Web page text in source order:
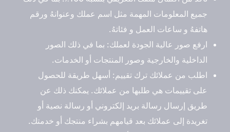
جميع المعلومات المهمة مثل اسم عملك وعنوانهُ ورقم
هاتفهُ و ساعات العمل و فئاتهُ.
ارفع صور عالية الجودة لعملك: بما في ذلك الصور
الداخلية والخارجية وصور المنتجات أو الخدمات.
اطلب من عملائك ترك تقييم: أسهل طريقة للحصول
على تقييمات هي طلبها من عملائك. يمكنك ذلك عن
طريق إرسال رسالة بريد إلكتروني أو رسالة نصية أو
تغريدة إلى عملائك بعد قيامهم بشراء منتجك أو خدمتك.